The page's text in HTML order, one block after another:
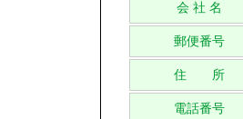
会 社 名
郵便番号
住 所
電話番号